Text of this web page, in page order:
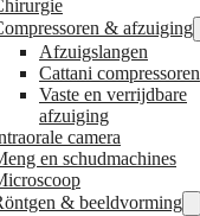
& afzuiging
Afzuigslangen
Cattani compressoren
Vaste en verrijdbare
afzuiging
camera
en schudmachines
& beeldvorming